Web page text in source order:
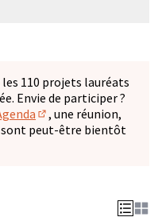
110 projets lauréats
Envie de participer ?
(S'ouvre dans un
, une réunion,
sont peut-être bientôt